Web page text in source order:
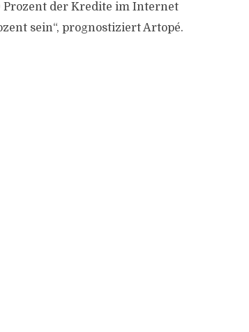
Prozent der Kredite im Internet
sein“, prognostiziert Artopé.